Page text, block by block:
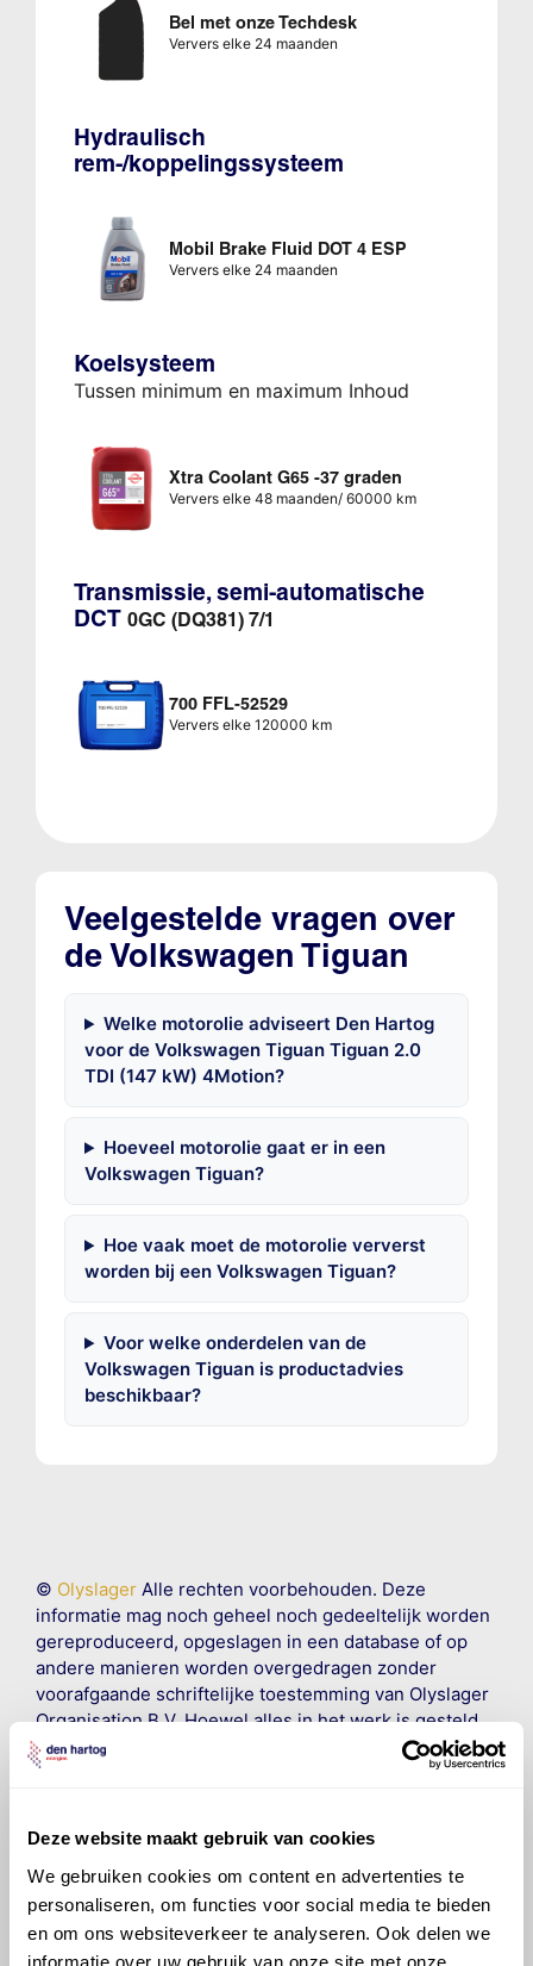
Deze website maakt gebruik van cookies
We gebruiken cookies om content en advertenties te
personaliseren, om functies voor social media te bieden
en om ons websiteverkeer te analyseren. Ook delen we
informatie over uw gebruik van onze site met onze
Bel met onze Techdesk
Ververs elke 24 maanden
Hydraulisch
rem-/koppelingssysteem
Mobil Brake Fluid DOT 4 ESP
Ververs elke 24 maanden
Koelsysteem
Tussen minimum en maximum Inhoud
Xtra Coolant G65 -37 graden
Ververs elke 48 maanden/ 60000 km
Transmissie, semi-automatische
DCT 0GC (DQ381) 7/1
700 FFL-52529
Ververs elke 120000 km
Veelgestelde vragen over
de Volkswagen Tiguan
Welke motorolie adviseert Den Hartog
voor de Volkswagen Tiguan Tiguan 2.0
TDI (147 kW) 4Motion?
Hoeveel motorolie gaat er in een
Volkswagen Tiguan?
Hoe vaak moet de motorolie ververst
worden bij een Volkswagen Tiguan?
Voor welke onderdelen van de
Volkswagen Tiguan is productadvies
beschikbaar?
© OlyslagerAlle rechten voorbehouden. Deze
informatie mag noch geheel noch gedeeltelijk worden
gereproduceerd, opgeslagen in een database of op
andere manieren worden overgedragen zonder
voorafgaande schriftelijke toestemming van Olyslager
Organisation B.V. Hoewel alles in het werk is gesteld
om ervoor te zorgen dat deze gegevens zo accuraat
en compleet mogelijk zijn, wordt geen
veroorzaakt door fouten of omissies in de verstrekte
informatie. Door deze olieaanbevelingsinformatie te
raadplegen en te gebruiken erkent de gebruiker dat
hij/zij de ervaring, de kennis en het vermogen heeft
om de vereiste onderhoudswerkzaamheden op een